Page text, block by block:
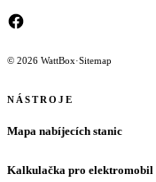
© 2026 WattBox·Sitemap
NÁSTROJE
Mapa nabíjecích stanic
Kalkulačka pro elektromobil